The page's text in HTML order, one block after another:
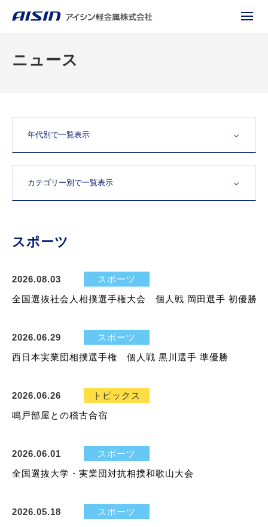
ニュース
スポーツ
2026.08.03
スポーツ
全国選抜社会人相撲選手権大会 個人戦 岡田選手 初優勝
2026.06.29
スポーツ
西日本実業団相撲選手権 個人戦 黒川選手 準優勝
2026.06.26
トピックス
鳴戸部屋との稽古合宿
2026.06.01
スポーツ
全国選抜大学・実業団対抗相撲和歌山大会
2026.05.18
スポーツ